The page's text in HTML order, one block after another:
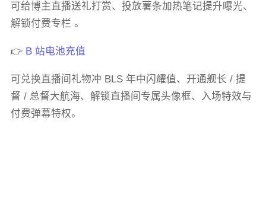
可给博主直播送礼打赏、投放薯条加热笔记提升曝光、
解锁付费专栏 。
👉 B 站电池充值
可兑换直播间礼物冲 BLS 年中闪耀值、开通舰长 / 提
督 / 总督大航海、解锁直播间专属头像框、入场特效与
付费弹幕特权。